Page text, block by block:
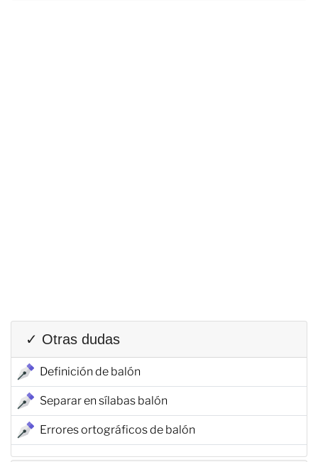
✓ Otras dudas
Definición de balón
Separar en sílabas balón
Errores ortográficos de balón